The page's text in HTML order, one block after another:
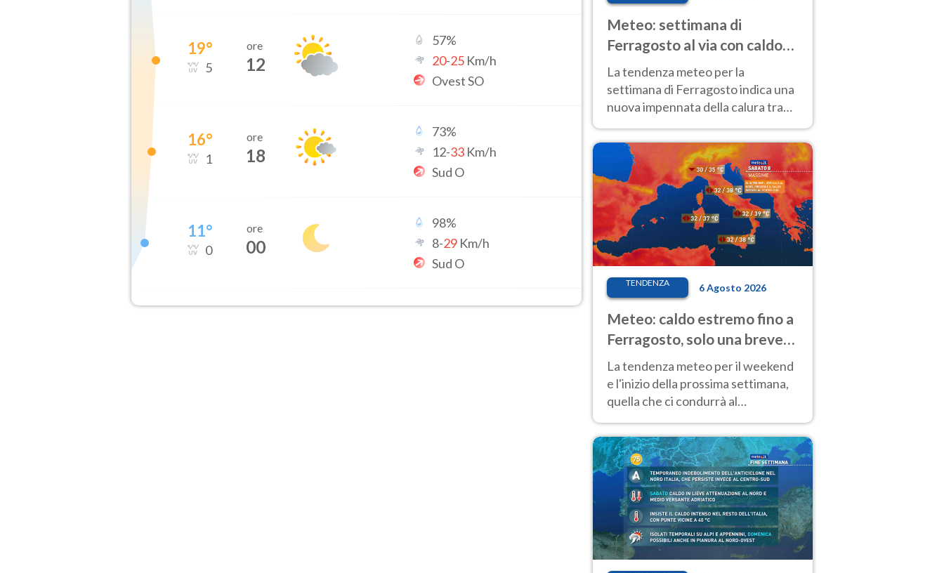
19°
5
ore
12
57%
20-25 Km/h
Ovest SO
16°
1
ore
18
73%
12-33 Km/h
Sud O
11°
0
ore
00
98%
8-29 Km/h
Sud O
Meteo: settimana di
Ferragosto al via con caldo
intenso e qualche temporale
La tendenza meteo per la
settimana di Ferragosto indica una
nuova impennata della calura tra
anche al Nord.
TENDENZA 6 Agosto 2026
Meteo: caldo estremo fino a
Ferragosto, solo una breve
pausa. Ecco dove
La tendenza meteo per il weekend
e l'inizio della prossima settimana,
quella che ci condurrà al
temperature molto elevate